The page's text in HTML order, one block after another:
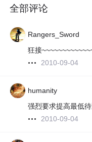
全部评论
Rangers_Sword
狂接
2010-09-04
humanity
强烈要求提高最低
2010-09-04